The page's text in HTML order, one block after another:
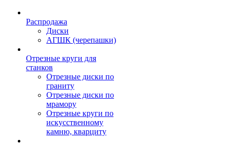
Распродажа
Диски
АГШК (черепашки)
Отрезные круги для
станков
Отрезные диски по
граниту
Отрезные диски по
мрамору
Отрезные круги по
искусственному
камню, кварциту